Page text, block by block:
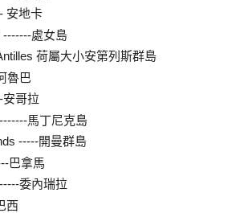
安地卡
-------處女島
荷屬大小安第列斯群島
魯巴
安哥拉
馬丁尼克島
-----開曼群島
巴拿馬
委內瑞拉
西